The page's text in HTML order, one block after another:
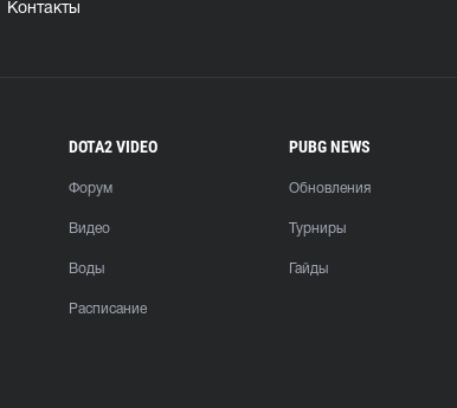
Контакты
DOTA2 VIDEO
Форум
Видео
Воды
Расписание
PUBG NEWS
Обновления
Турниры
Гайды